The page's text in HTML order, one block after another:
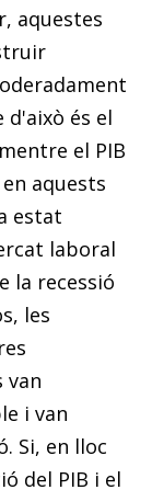
aquestes
d'això és el
el PIB
aquests
estat
laboral
la recessió
les
van
i van
Si, en lloc
del PIB i el